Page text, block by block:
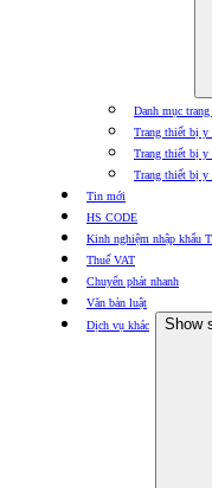
Danh mục
Trang thiết bị y
Trang thiết bị
Trang thiết bị y
Tin mới
HS CODE
Kinh nghiệm nhập khẩu
Thuế VAT
Chuyển phát nhanh
Văn bản luật
Dịch vụ khác
Show